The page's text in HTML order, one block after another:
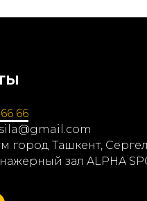
66
город Ташкент,
зал ALPHA